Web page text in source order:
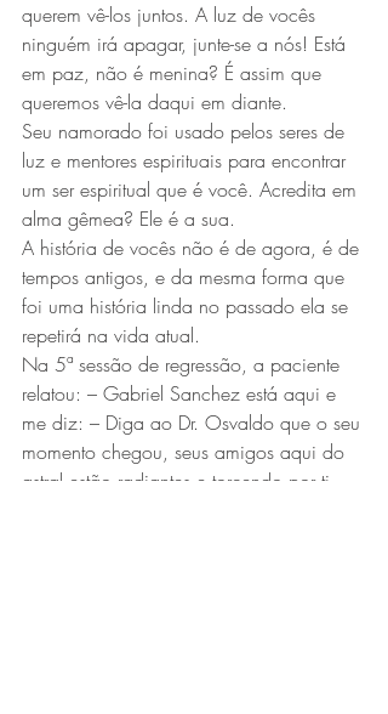
querem vê-los juntos. A luz de vocês
ninguém irá apagar, junte-se a nós! Está
em paz, não é menina? É assim que
queremos vê-la daqui em diante.
Seu namorado foi usado pelos seres de
luz e mentores espirituais para encontrar
um ser espiritual que é você. Acredita em
alma gêmea? Ele é a sua.
A história de vocês não é de agora, é de
tempos antigos, e da mesma forma que
foi uma história linda no passado ela se
repetirá na vida atual.
Na 5ª sessão de regressão, a paciente
relatou: – Gabriel Sanchez está aqui e
me diz: – Diga ao Dr. Osvaldo que o seu
momento chegou, seus amigos aqui do
astral estão radiantes e torcendo por ti.